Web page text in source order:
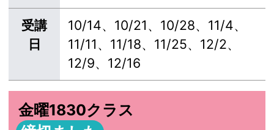
受講
日
10/14、10/21、10/28、11/4、
11/11、11/18、11/25、12/2、
12/9、12/16
金曜1830クラス